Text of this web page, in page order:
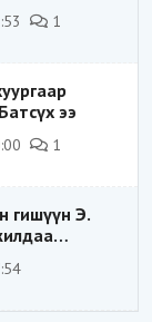
1
ээ
1
гишүүн Э.
авсан уу/